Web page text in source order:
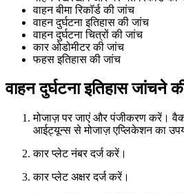
वाहन बीमा रिकॉर्ड की जांच
वाहन दुर्घटना इतिहास की जांच
वाहन दुर्घटना चित्रों की जांच
कार ओडोमीटर की जांच
फहस इतिहास की जांच
वाहन दुर्घटना इतिहास जांचने
मोजाज़ पर जाएं और पंजीकरण करें।
आईट्यून्स से मोजाज़ एप्लिकेशन का
कार प्लेट नंबर दर्ज करें।
कार प्लेट अक्षर दर्ज करें।